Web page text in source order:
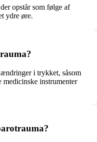
opstår som følge af
ydre øre.
i trykket, såsom
instrumenter